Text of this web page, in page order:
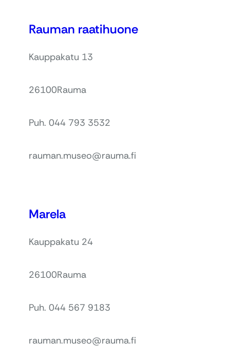
Rauman raatihuone
Kauppakatu 13
26100Rauma
Puh. 044 793 3532
rauman.museo@rauma.fi
Marela
Kauppakatu 24
26100Rauma
Puh. 044 567 9183
rauman.museo@rauma.fi